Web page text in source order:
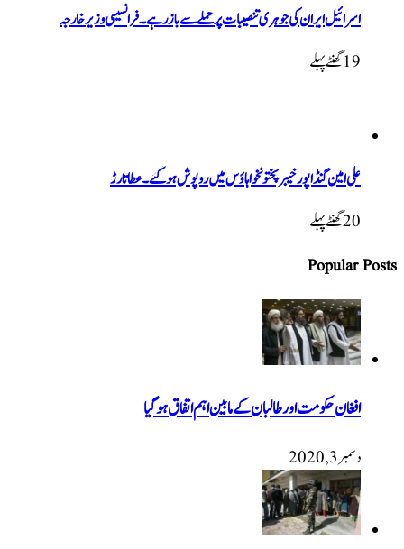
اسرائیل ایران کی جوہری تنصیبات پر حملے سے باز رہے۔ فرانسیسی وزیر خارجہ
19 گھنٹےپہلے
علی امین گنڈاپور خیبرپختونخوا ہاؤس میں روپوش ہو گئے۔ عطا تارڑ
20 گھنٹےپہلے
Popular Posts
افغان حکومت اور طالبان کے مابین اہم اتفاق ہوگیا
دسمبر 3, 2020